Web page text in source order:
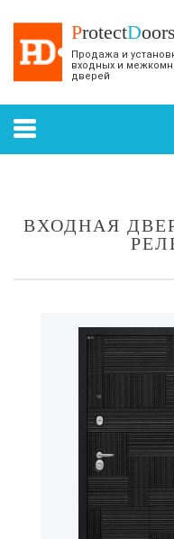
ProtectDoors
Продажа и
входных и
дверей
ВХОДНАЯ